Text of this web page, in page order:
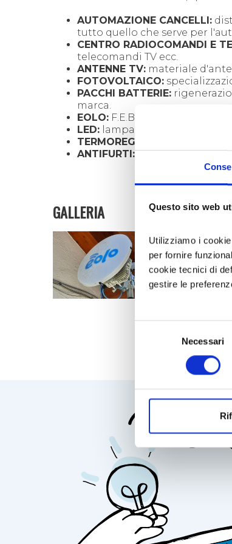
Questo sito web
Utilizziamo i
per fornire
cookie tecnici di
gestire le
Necessari
AUTOMAZIONE CANCELLI:
tutto quello che serve per
CENTRO RADIOCOMANDI E
telecomandi TV ecc.
ANTENNE TV: materiale
FOTOVOLTAICO:
PACCHI BATTERIE:
marca.
EOLO: F.E.B. è patner di Eolo
LED: lampade, fari, tubi led e
TERMOREGOLAZIONE:
ANTIFURTI:sistemi antifurti e
Marco Benvenuti,
diplomato in elettronica e
vera scuola per molti tecnici.
per caso, un giorno passando per
informato e il locale era libero e
di materiale elettrico?"
GALLERIA